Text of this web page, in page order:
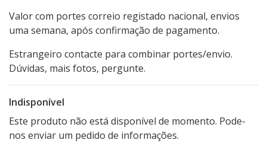
Valor com portes correio registado nacional, envios
uma semana, após confirmação de pagamento.
Estrangeiro contacte para combinar portes/envio.
Dúvidas, mais fotos, pergunte.
Indisponível
Este produto não está disponível de momento. Pode-
nos enviar um pedido de informações.